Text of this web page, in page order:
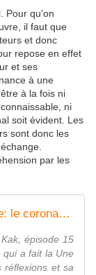
Pour qu'on
il faut que
et donc
repose en effet
et ses
à une
à la fois ni
ni
soit évident. Les
sont donc les
par les
Le making-of du dessin de la semaine: le coronavirus et le confinement des Français
épisode 15
qui a fait la Une
réflexions et sa